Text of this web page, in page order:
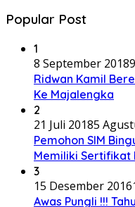
Popular Post
1
8 September 2018
Ridwan Kamil
Ke Majalengka
2
21 Juli 20185
Pemohon SIM
Memiliki Sertifikat
3
15 Desember 2016
Awas Pungli !!!